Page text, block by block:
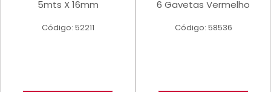
5mts X 16mm
Código: 52211
6 Gavetas Vermelho
Código: 58536